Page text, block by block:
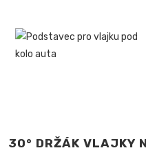
30° DRŽÁK VLAJKY